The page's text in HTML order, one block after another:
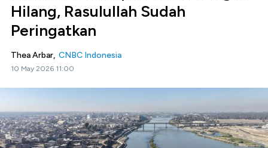
Hilang, Rasulullah Sudah
Peringatkan
Thea Arbar, CNBC Indonesia
10 May 2026 11:00